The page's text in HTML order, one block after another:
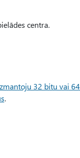
centra.
32 bitu vai
.